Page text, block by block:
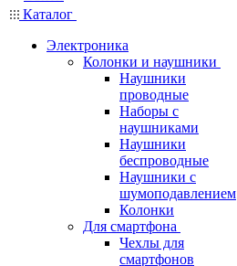
Каталог
Электроника
Колонки и наушники
Наушники
проводные
Наборы с
наушниками
Наушники
беспроводные
Наушники с
шумоподавлением
Колонки
Для смартфона
Чехлы для
смартфонов